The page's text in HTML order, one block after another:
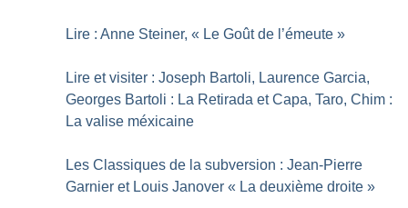
Lire : Anne Steiner, « Le Goût de l’émeute »
Lire et visiter : Joseph Bartoli, Laurence Garcia,
Georges Bartoli : La Retirada et Capa, Taro, Chim :
La valise méxicaine
Les Classiques de la subversion : Jean-Pierre
Garnier et Louis Janover « La deuxième droite »